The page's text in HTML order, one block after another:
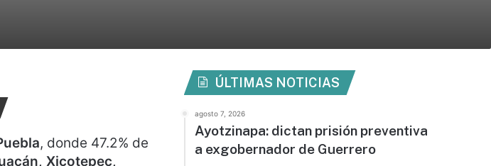
, donde 47.2% de
Xicotepec,
ÚLTIMAS NOTICIAS
agosto 7, 2026
Ayotzinapa: dictan prisión preventiva
a exgobernador de Guerrero